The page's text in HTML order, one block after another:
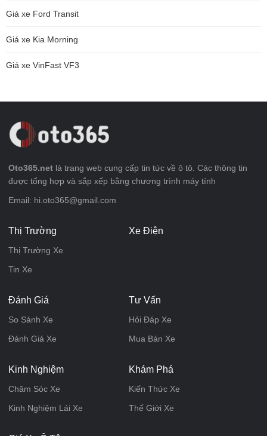
Giá xe Ford Transit
Giá xe Kia Morning
Giá xe VinFast VF3
Oto365.net là trang web cung cấp tin tức về ô tô. Các thông tin
được tổng hợp và sắp xếp bằng chương trình máy tính
Email: hi.oto365@gmail.com
Thị Trường
Thị Trường Xe
Tin Xe
Xe Điện
Đánh Giá
So Sánh Xe
Đánh Giá Xe
Tư Vấn
Hỏi Đáp Xe
Mua Bán Xe
Kinh Nghiệm
Chăm Sóc Xe
Kinh Nghiệm Lái Xe
Khám Phá
Kiến Thức Xe
Thế Giới Xe